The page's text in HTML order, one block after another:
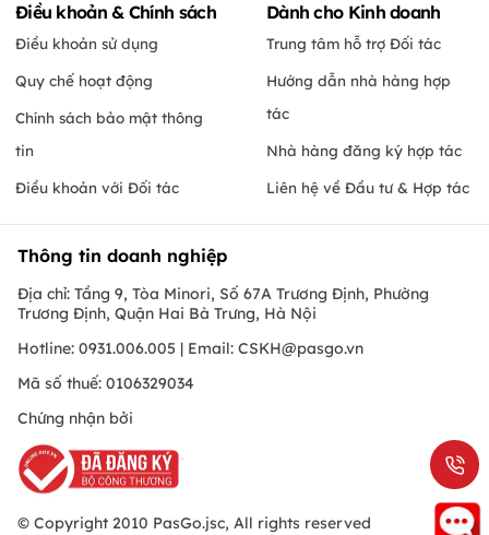
Điều khoản & Chính sách
Điều khoản sử dụng
Quy chế hoạt động
Chính sách bảo mật thông
tin
Điều khoản với Đối tác
Dành cho Kinh doanh
Trung tâm hỗ trợ Đối tác
Hướng dẫn nhà hàng hợp
tác
Nhà hàng đăng ký hợp tác
Liên hệ về Đầu tư & Hợp tác
Thông tin doanh nghiệp
Địa chỉ: Tầng 9, Tòa Minori, Số 67A Trương Định, Phường
Trương Định, Quận Hai Bà Trưng, Hà Nội
Hotline: 0931.006.005 | Email: CSKH@pasgo.vn
Mã số thuế: 0106329034
Chứng nhận bởi
© Copyright 2010 PasGo.jsc, All rights reserved